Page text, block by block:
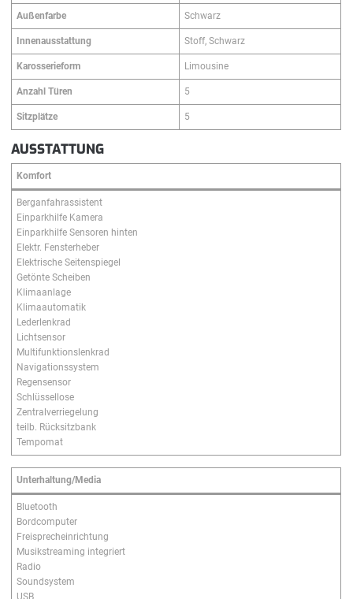
Außenfarbe Schwarz
Innenausstattung Stoff, Schwarz
Karosserieform Limousine
Anzahl Türen 5
Sitzplätze 5
AUSSTATTUNG
Komfort
Berganfahrassistent
Einparkhilfe Kamera
Einparkhilfe Sensoren hinten
Elektr. Fensterheber
Elektrische Seitenspiegel
Getönte Scheiben
Klimaanlage
Klimaautomatik
Lederlenkrad
Lichtsensor
Multifunktionslenkrad
Navigationssystem
Regensensor
Schlüssellose
Zentralverriegelung
teilb. Rücksitzbank
Tempomat
Unterhaltung/Media
Bluetooth
Bordcomputer
Freisprecheinrichtung
Musikstreaming integriert
Radio
Soundsystem
USB